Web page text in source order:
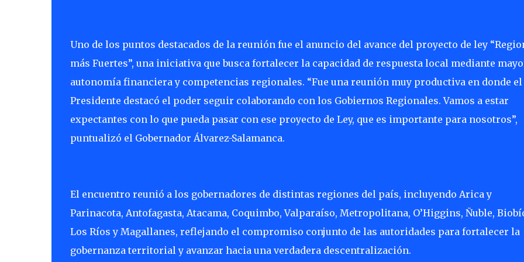
Uno de los puntos destacados de la reunión fue el anuncio del avance del proyecto de ley
más Fuertes”, una iniciativa que busca fortalecer la capacidad de respuesta local mediante
autonomía financiera y competencias regionales. “Fue una reunión muy productiva en donde el
Presidente destacó el poder seguir colaborando con los Gobiernos Regionales. Vamos a estar
expectantes con lo que pueda pasar con ese proyecto de Ley, que es importante para nosotros”,
puntualizó el Gobernador Álvarez-Salamanca.
El encuentro reunió a los gobernadores de distintas regiones del país, incluyendo Arica y
Parinacota, Antofagasta, Atacama, Coquimbo, Valparaíso, Metropolitana, O’Higgins, Ñuble,
Los Ríos y Magallanes, reflejando el compromiso conjunto de las autoridades para fortalecer la
gobernanza territorial y avanzar hacia una verdadera descentralización.